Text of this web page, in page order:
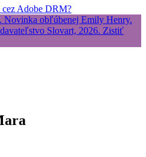
Adobe DRM?